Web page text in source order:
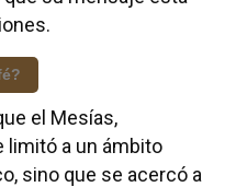
el Mesías,
limitó a un ámbito
sino que se acercó a